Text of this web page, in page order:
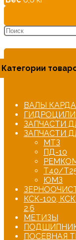
Категории
ВАЛЫ
ЗАПЧАСТИ
ЗАПЧАСТИ
МТЗ
ПД-10
Т40/
ЮМЗ
КСК-100,
2,6
МЕТИЗЫ
ПОСЕВНАЯ